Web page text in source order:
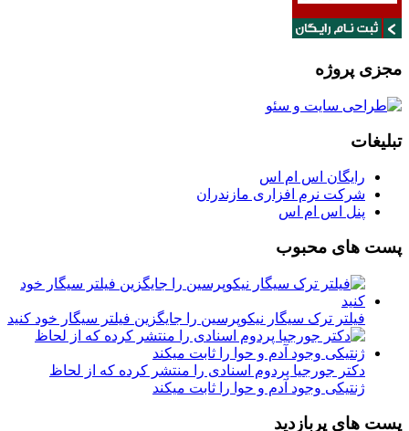
مجزی پروژه
تبلیغات
رایگان اس ام اس
شرکت نرم افزاری مازندران
پنل اس ام اس
پست های محبوب
فیلتر ترک سیگار نیکوپرسین را جایگزین فیلتر سیگار خود کنید
دکتر جورجیا پردوم اسنادی را منتشر کرده که از لحاظ
ژنتیکی وجود آدم و حوا را ثابت میکند
پست های پربازدید